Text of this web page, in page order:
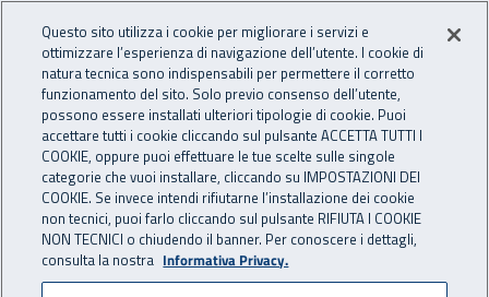
INAIL - Istituto Nazionale
Apri cerca
Navigazione principale
Navigazione - Ti trovi in:
Home Inail comunica Scadenze Scadenza
Dr Friuli Venezia Giulia:
avviso di procedura
Questo sito utilizza i cookie per migliorare i servizi e
ottimizzare l’esperienza di navigazione dell’utente. I cookie di
natura tecnica sono indispensabili per permettere il corretto
funzionamento del sito. Solo previo consenso dell’utente,
possono essere installati ulteriori tipologie di cookie. Puoi
accettare tutti i cookie cliccando sul pulsante ACCETTA TUTTI I
COOKIE, oppure puoi effettuare le tue scelte sulle singole
categorie che vuoi installare, cliccando su IMPOSTAZIONI DEI
COOKIE. Se invece intendi rifiutarne l’installazione dei cookie
non tecnici, puoi farlo cliccando sul pulsante RIFIUTA I COOKIE
NON TECNICI o chiudendo il banner. Per conoscere i dettagli,
consulta la nostra Informativa Privacy.